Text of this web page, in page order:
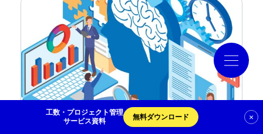
クラウドログ PC管理
資料請求
工数・プロジェクト管理
サービス資料
無料ダウンロード ×